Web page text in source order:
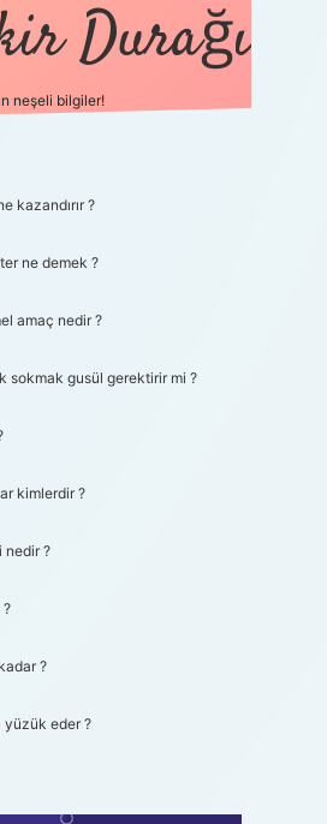
Durağı
neşeli bilgiler!
kazandırır ?
ne demek ?
amaç nedir ?
sokmak gusül gerektirir mi ?
kimlerdir ?
nedir ?
?
yüzük eder ?